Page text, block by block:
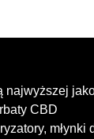
najwyższej
CBD